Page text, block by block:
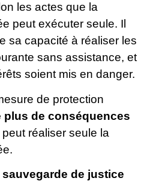
les actes que la
peut exécuter seule. Il
sa capacité à réaliser les
sans assistance, et
soient mis en danger.
de protection
plus de conséquences
réaliser seule la
sauvegarde de justice